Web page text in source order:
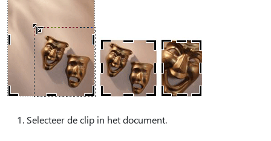
Selecteer de clip in het document.